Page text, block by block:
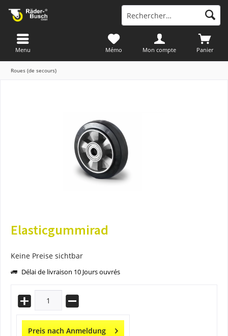
Panier
Mémo Mon compte
Menu
Roues (de secours)
Elasticgummirad
Keine Preise sichtbar
Délai de livraison 10 Jours ouvrés
Preis nach Anmeldung